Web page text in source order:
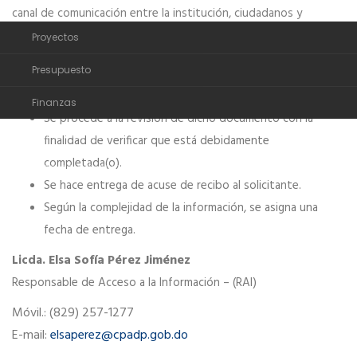
Financieros
Proyectos
Presupuesto
Finanzas
Términos de uso
Política de privacidad
canal de comunicación entre la institución, ciudadanos y
ciudadanas.
Proceso de Solicitud de Información:
Completar el formulario de solicitud de información.
Se procede a la revisión de dicho documento con la
finalidad de verificar que está debidamente
completada(o).
Se hace entrega de acuse de recibo al solicitante.
Según la complejidad de la información, se asigna una
fecha de entrega.
Licda. Elsa Sofía Pérez Jiménez
Responsable de Acceso a la Información – (RAI)
Móvil.: (829) 257-1277
E-mail:elsaperez@cpadp.gob.do